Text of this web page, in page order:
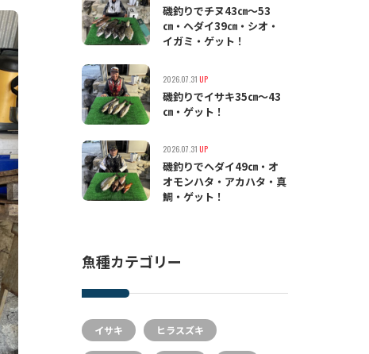
磯釣りでチヌ43㎝〜53
㎝・ヘダイ39㎝・シオ・
イガミ・ゲット！
2026.07.31 UP
磯釣りでイサキ35㎝〜43
㎝・ゲット！
2026.07.31 UP
磯釣りでヘダイ49㎝・オ
オモンハタ・アカハタ・真
鯛・ゲット！
魚種カテゴリー
イサキ ヒラスズキ